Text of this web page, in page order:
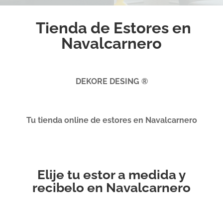
Tienda de Estores en
Navalcarnero
DEKORE DESING ®
Tu tienda online de estores en Navalcarnero
Elije tu estor a medida y
recibelo en Navalcarnero